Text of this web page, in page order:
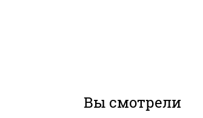
Вы смотрели